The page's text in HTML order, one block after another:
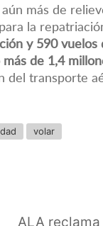
más de
la
y 590
de 1,4
del transporte
volar